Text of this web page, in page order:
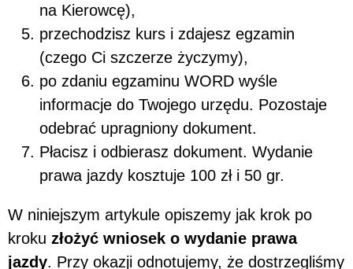
na Kierowcę),
przechodzisz kurs i zdajesz egzamin
(czego Ci szczerze życzymy),
po zdaniu egzaminu WORD wyśle
informacje do Twojego urzędu. Pozostaje
odebrać upragniony dokument.
Płacisz i odbierasz dokument. Wydanie
prawa jazdy kosztuje 100 zł i 50 gr.
W niniejszym artykule opiszemy jak krok po
kroku złożyć wniosek o wydanie prawa
jazdy. Przy okazji odnotujemy, że dostrzegliśmy